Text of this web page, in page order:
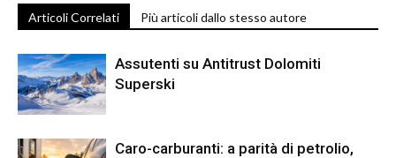
Articoli Correlati Più articoli dallo stesso autore
Assutenti su Antitrust Dolomiti
Superski
Caro-carburanti: a parità di petrolio,